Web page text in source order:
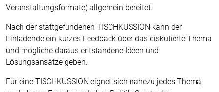
Veranstaltungsformate) allgemein bereitet.
Nach der stattgefundenen TISCHKUSSION kann der
Einladende ein kurzes Feedback über das diskutierte Thema
und mögliche daraus entstandene Ideen und
Lösungsansätze geben.
Für eine TISCHKUSSION eignet sich nahezu jedes Thema,